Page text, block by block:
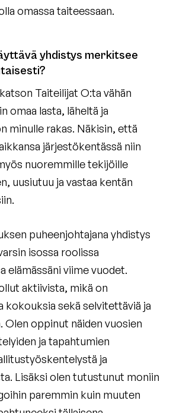
omassa taiteessaan.
yhdistys merkitsee
Taiteilijat O:ta vähän
omaa lasta, läheltä ja
minulle rakas. Näkisin, että
järjestökentässä niin
nuoremmille tekijöille
uusiutuu ja vastaa kentän
puheenjohtajana yhdistys
isossa roolissa
elämässäni viime vuodet.
aktiivista, mikä on
sekä selvitettäviä ja
Olen oppinut näiden vuosien
ja tapahtumien
ja
Lisäksi olen tutustunut moniin
paremmin kuin muuten